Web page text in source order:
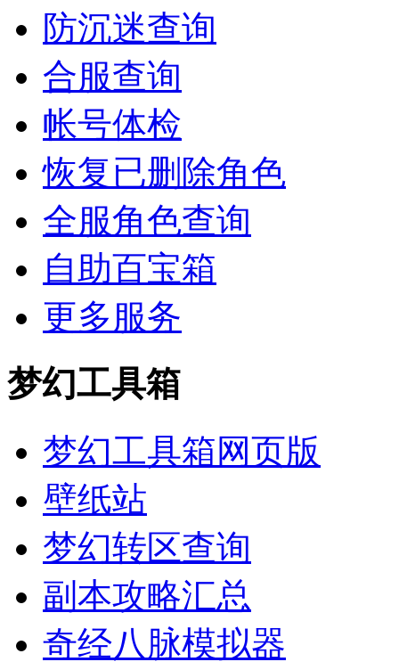
防沉迷查询
合服查询
帐号体检
恢复已删除角色
全服角色查询
自助百宝箱
更多服务
梦幻工具箱
梦幻工具箱网页版
壁纸站
梦幻转区查询
副本攻略汇总
奇经八脉模拟器